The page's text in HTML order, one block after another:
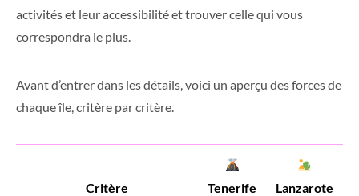
activités et leur accessibilité et trouver celle qui vous
correspondra le plus.
Avant d’entrer dans les détails, voici un aperçu des forces de
chaque île, critère par critère.
Critère Tenerife Lanzarote